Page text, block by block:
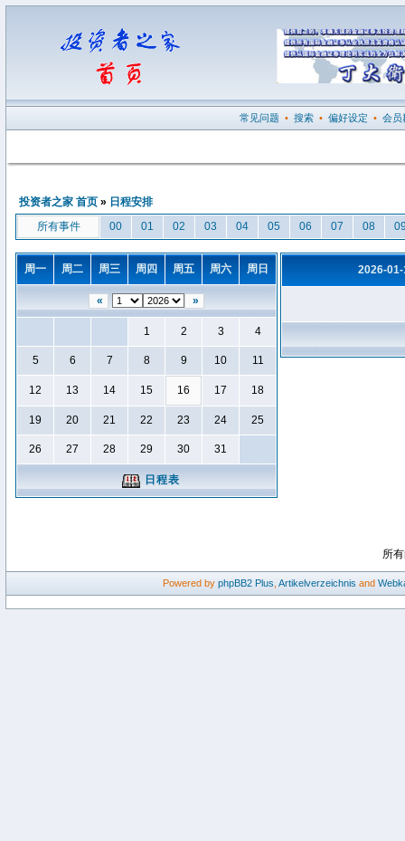
常见问题 • 搜索 • 偏好设定 • 会员
投资者之家 首页 » 日程安排
所有事件
00 01 02 03 04 05 06 07 08
周一 周二 周三 周四 周五 周六 周日
« »
1 2 3 4
5 6 7 8 9 10 11
12 13 14 15 16 17 18
19 20 21 22 23 24 25
26 27 28 29 30 31
日程表
2026-
所
Powered by phpBB2 Plus Artikelverzeichnis and